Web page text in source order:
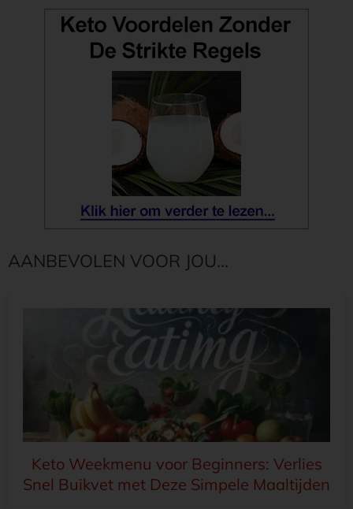
AANBEVOLEN VOOR JOU...
Keto Weekmenu voor Beginners: Verlies
Snel Buikvet met Deze Simpele Maaltijden